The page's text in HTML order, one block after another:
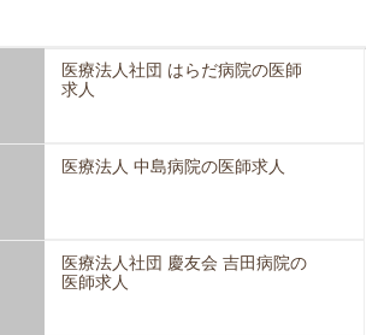
医療法人社団 はらだ病院の医師
求人
医療法人 中島病院の医師求人
医療法人社団 慶友会 吉田病院の
医師求人